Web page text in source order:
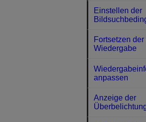
Einstellen der
Fortsetzen
Wiedergabe
anpassen
Anzeige der